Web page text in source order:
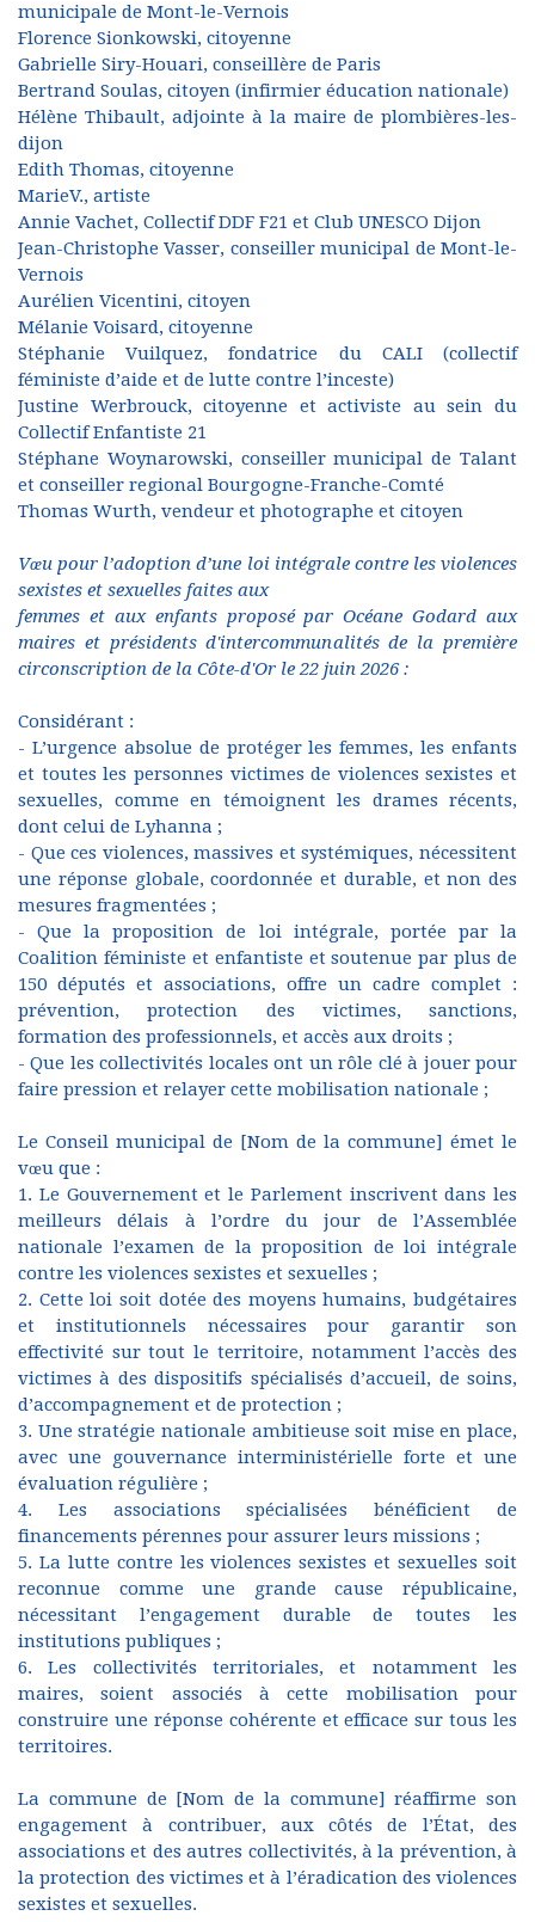
municipale de Mont-le-Vernois
Florence Sionkowski, citoyenne
Gabrielle Siry-Houari, conseillère de Paris
Bertrand Soulas, citoyen (infirmier éducation nationale)
Hélène Thibault, adjointe à la maire de plombières-les-
dijon
Edith Thomas, citoyenne
MarieV., artiste
Annie Vachet, Collectif DDF F21 et Club UNESCO Dijon
Jean-Christophe Vasser, conseiller municipal de Mont-le-
Vernois
Aurélien Vicentini, citoyen
Mélanie Voisard, citoyenne
Stéphanie Vuilquez, fondatrice du CALI (collectif
féministe d’aide et de lutte contre l’inceste)
Justine Werbrouck, citoyenne et activiste au sein du
Collectif Enfantiste 21
Stéphane Woynarowski, conseiller municipal de Talant
et conseiller regional Bourgogne-Franche-Comté
Thomas Wurth, vendeur et photographe et citoyen
Vœu pour l’adoption d’une loi intégrale contre les violences
sexistes et sexuelles faites aux
femmes et aux enfants proposé par Océane Godard aux
maires et présidents d'intercommunalités de la première
circonscription de la Côte-d'Or le 22 juin 2026 :
Considérant :
- L’urgence absolue de protéger les femmes, les enfants
et toutes les personnes victimes de violences sexistes et
sexuelles, comme en témoignent les drames récents,
dont celui de Lyhanna ;
- Que ces violences, massives et systémiques, nécessitent
une réponse globale, coordonnée et durable, et non des
mesures fragmentées ;
- Que la proposition de loi intégrale, portée par la
Coalition féministe et enfantiste et soutenue par plus de
150 députés et associations, offre un cadre complet :
prévention, protection des victimes, sanctions,
formation des professionnels, et accès aux droits ;
- Que les collectivités locales ont un rôle clé à jouer pour
faire pression et relayer cette mobilisation nationale ;
Le Conseil municipal de [Nom de la commune] émet le
vœu que :
1. Le Gouvernement et le Parlement inscrivent dans les
meilleurs délais à l’ordre du jour de l’Assemblée
nationale l’examen de la proposition de loi intégrale
contre les violences sexistes et sexuelles ;
2. Cette loi soit dotée des moyens humains, budgétaires
et institutionnels nécessaires pour garantir son
effectivité sur tout le territoire, notamment l’accès des
victimes à des dispositifs spécialisés d’accueil, de soins,
d’accompagnement et de protection ;
3. Une stratégie nationale ambitieuse soit mise en place,
avec une gouvernance interministérielle forte et une
évaluation régulière ;
4. Les associations spécialisées bénéficient de
financements pérennes pour assurer leurs missions ;
5. La lutte contre les violences sexistes et sexuelles soit
reconnue comme une grande cause républicaine,
nécessitant l’engagement durable de toutes les
institutions publiques ;
6. Les collectivités territoriales, et notamment les
maires, soient associés à cette mobilisation pour
construire une réponse cohérente et efficace sur tous les
territoires.
La commune de [Nom de la commune] réaffirme son
engagement à contribuer, aux côtés de l’État, des
associations et des autres collectivités, à la prévention, à
la protection des victimes et à l’éradication des violences
sexistes et sexuelles.